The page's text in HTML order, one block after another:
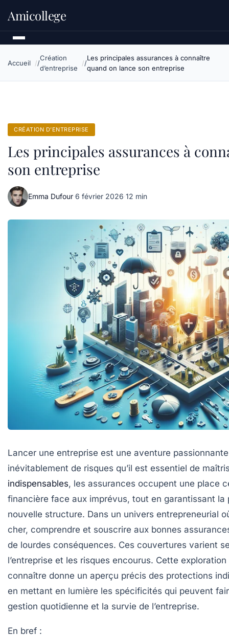
Amicollege
Accueil
Création
d’entreprise
Les principales assurances à connaître
quand on lance son entreprise
CRÉATION D’ENTREPRISE
Les principales assurances à
son entreprise
Emma Dufour·6 février 2026·12 min
Lancer une entreprise est une aventure
inévitablement de risques qu’il est essentiel de
indispensables, les assurances occupent une place
financière face aux imprévus, tout en garantissant
nouvelle structure. Dans un univers entrepreneurial
cher, comprendre et souscrire aux bonnes
de lourdes conséquences. Ces couvertures varient
l’entreprise et les risques encourus. Cette
connaître donne un aperçu précis des protections
en mettant en lumière les spécificités qui peuvent
gestion quotidienne et la survie de l’entreprise.
En bref :